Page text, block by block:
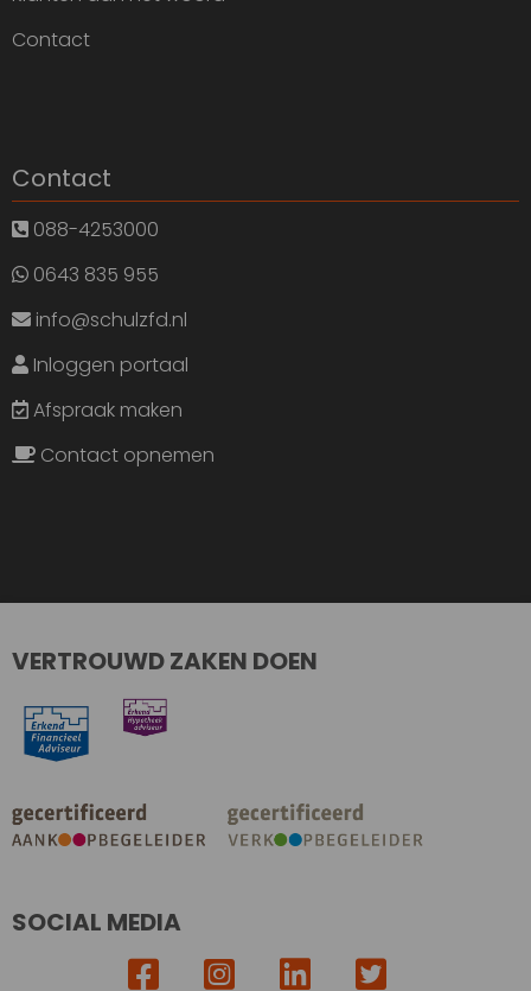
Contact
Contact
088-4253000
0643 835 955
info@schulzfd.nl
Inloggen portaal
Afspraak maken
Contact opnemen
VERTROUWD ZAKEN DOEN
SOCIAL MEDIA